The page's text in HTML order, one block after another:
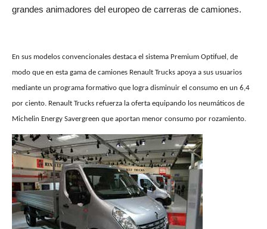
grandes animadores del europeo de carreras de camiones.
En sus modelos convencionales destaca el sistema Premium Optifuel, de
modo que en esta gama de camiones Renault Trucks apoya a sus usuarios
mediante un programa formativo que logra disminuir el consumo en un 6,4
por ciento. Renault Trucks refuerza la oferta equipando los neumáticos de
Michelin Energy Savergreen que aportan menor consumo por rozamiento.